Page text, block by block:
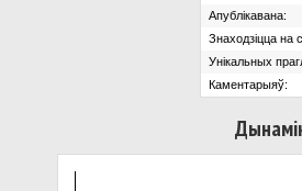
Апублікавана:
Знаходзіцца на
Унікальных
Каментарыяў: